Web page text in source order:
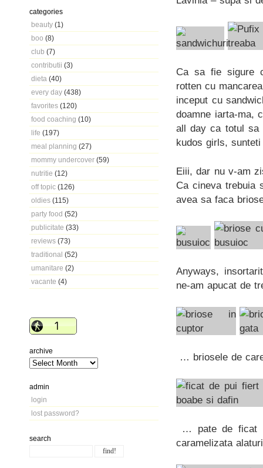
categories
beauty (1)
boo (8)
club (7)
contributii (3)
dieta (40)
every day (438)
favorites (120)
food coaching (10)
life (197)
meal planning (27)
mommy undercover (59)
nutritie (12)
off topic (126)
oldies (115)
party food (52)
publicitate (33)
reviews (73)
traditional (52)
umanitare (2)
vacante (4)
archive
admin
login
lost password?
search
Ca sa fie sigure
rotten cu
inceput cu
doamne iarta-ma,
all day ca totul sa
kudos girls,
Eiii, dar nu v-am
Ca cineva trebuia
avea sa faca
Anyways,
ne-am apucat de
… briosele de
… pate de ficat
caramelizata alaturi